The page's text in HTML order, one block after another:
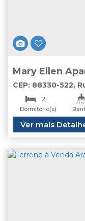
Mary Ellen
Venda
CEP: 88330-522,
2
Dormitório(s)
120
1
Vaga(s)
Ver mais